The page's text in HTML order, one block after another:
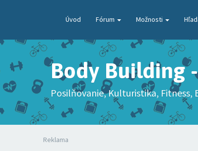
Úvod Fórum Možnosti
Body Building
Posilňovanie, Kulturistika, Fitness,
Reklama